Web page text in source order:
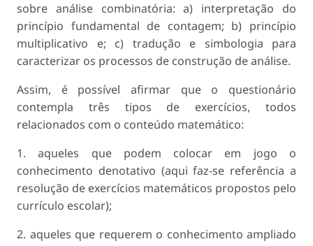
sobre análise combinatória: a) interpretação do
princípio fundamental de contagem; b) princípio
multiplicativo e; c) tradução e simbologia para
caracterizar os processos de construção de análise.
Assim, é possível afirmar que o questionário
contempla três tipos de exercícios, todos
relacionados com o conteúdo matemático:
1. aqueles que podem colocar em jogo o
conhecimento denotativo (aqui faz-se referência a
resolução de exercícios matemáticos propostos pelo
currículo escolar);
2. aqueles que requerem o conhecimento ampliado